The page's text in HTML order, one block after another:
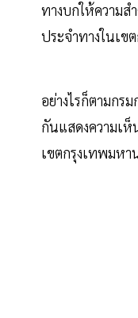
ทางบกให้ความส
ประจำทางในเ
อย่างไรก็ตามกร
กันแสดงความเห็
เขตกรุงเทพมหา